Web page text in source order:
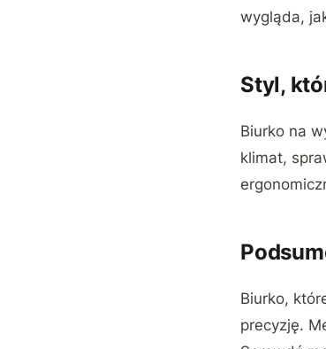
wygląda,
Styl,
Biurko na
klimat,
Biurko,
precyzję.